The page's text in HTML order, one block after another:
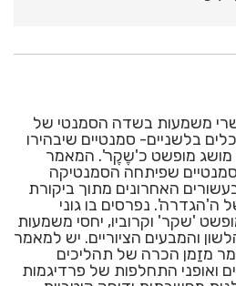
משמעות בשדה הסמנטי של
בלשניים- סמנטיים שיבהירו
מושג מופשט כ'שֶקֶר'. המאמר
שפיתחה הסמנטיקה
האחרונים מתוך ביקורת
ה'הגדרה'. נפרסים בו גוני
'שקר' וקרוביו, יחסי משמעות
והמבעים הציוריים. יש למאמר
מזַמן הכרה של תהליכים
ואופני התחלפות של פרדיגמות